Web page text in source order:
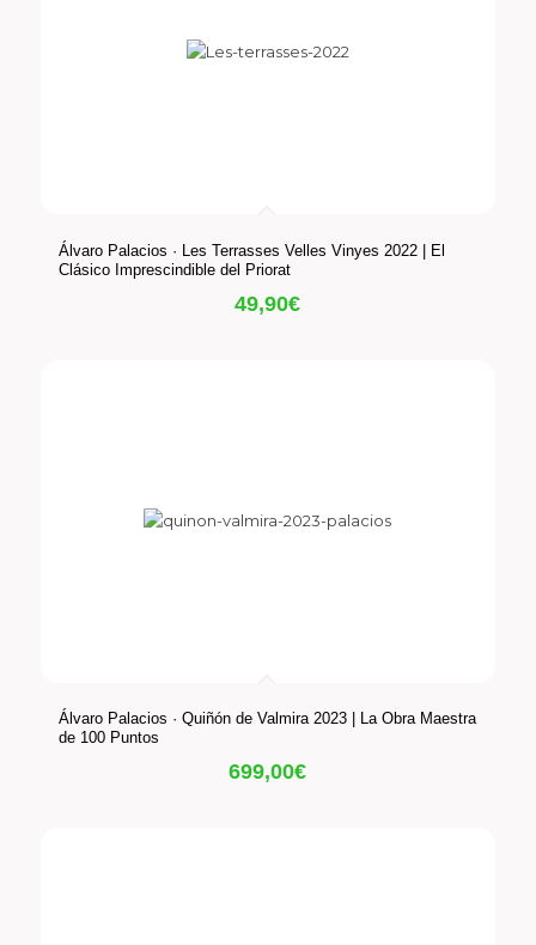
Álvaro Palacios · Les Terrasses Velles Vinyes 2022 | El
Clásico Imprescindible del Priorat
49,90€
Álvaro Palacios · Quiñón de Valmira 2023 | La Obra Maestra
de 100 Puntos
699,00€